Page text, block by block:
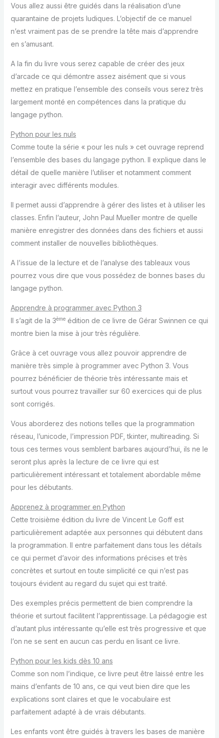
Vous allez aussi être guidés dans la réalisation d’une
quarantaine de projets ludiques. L’objectif de ce manuel
n’est vraiment pas de se prendre la tête mais d’apprendre
en s’amusant.
A la fin du livre vous serez capable de créer des jeux
d’arcade ce qui démontre assez aisément que si vous
mettez en pratique l’ensemble des conseils vous serez très
largement monté en compétences dans la pratique du
langage python.
Python pour les nuls
Comme toute la série « pour les nuls » cet ouvrage reprend
l’ensemble des bases du langage python. Il explique dans le
détail de quelle manière l’utiliser et notamment comment
interagir avec différents modules.
Il permet aussi d’apprendre à gérer des listes et à utiliser les
classes. Enfin l’auteur, John Paul Mueller montre de quelle
manière enregistrer des données dans des fichiers et aussi
comment installer de nouvelles bibliothèques.
A l’issue de la lecture et de l’analyse des tableaux vous
pourrez vous dire que vous possédez de bonnes bases du
langage python.
Apprendre à programmer avec Python 3
Il s’agit de la 3èmeédition de ce livre de Gérar Swinnen ce qui
montre bien la mise à jour très régulière.
Grâce à cet ouvrage vous allez pouvoir apprendre de
manière très simple à programmer avec Python 3. Vous
pourrez bénéficier de théorie très intéressante mais et
surtout vous pourrez travailler sur 60 exercices qui de plus
sont corrigés.
Vous aborderez des notions telles que la programmation
réseau, l’unicode, l’impression PDF, tkinter, multireading. Si
tous ces termes vous semblent barbares aujourd’hui, ils ne le
seront plus après la lecture de ce livre qui est
particulièrement intéressant et totalement abordable même
pour les débutants.
Apprenez à programmer en Python
Cette troisième édition du livre de Vincent Le Goff est
particulièrement adaptée aux personnes qui débutent dans
la programmation. Il entre parfaitement dans tous les détails
ce qui permet d’avoir des informations précises et très
concrètes et surtout en toute simplicité ce qui n’est pas
toujours évident au regard du sujet qui est traité.
Des exemples précis permettent de bien comprendre la
théorie et surtout facilitent l’apprentissage. La pédagogie est
d’autant plus intéressante qu’elle est très progressive et que
l’on ne se sent en aucun cas perdu en lisant ce livre.
Python pour les kids dès 10 ans
Comme son nom l’indique, ce livre peut être laissé entre les
mains d’enfants de 10 ans, ce qui veut bien dire que les
explications sont claires et que le vocabulaire est
parfaitement adapté à de vrais débutants.
Les enfants vont être guidés à travers les bases de manière